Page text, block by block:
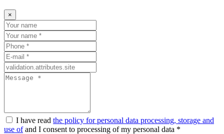
×
I have read the policy for personal data processing, storage and
use ofand I consent to processing of my personal data *